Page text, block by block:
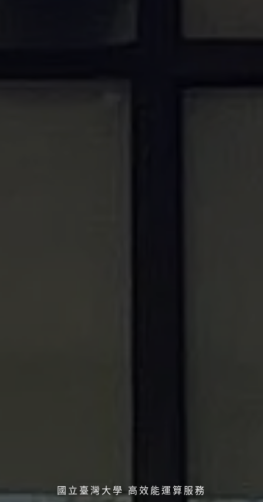
國立臺灣大學 高效能運算服務